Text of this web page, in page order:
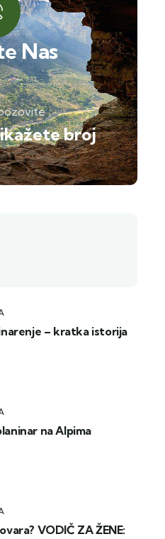
Nas
broj
– kratka istorija
na Alpima
VODIČ ZA ŽENE: